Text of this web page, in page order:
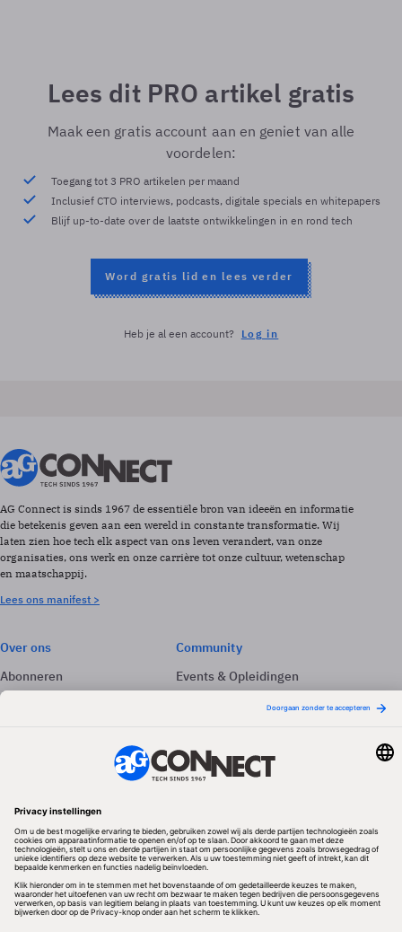
Lees dit PRO artikel gratis
Maak een gratis account aan en geniet van alle
voordelen:
Toegang tot 3 PRO artikelen per maand
Inclusief CTO interviews, podcasts, digitale specials en whitepapers
Blijf up-to-date over de laatste ontwikkelingen in en rond tech
Word gratis lid en lees verder
Heb je al een account? Log in
AG Connect is sinds 1967 de essentiële bron van ideeën en informatie
die betekenis geven aan een wereld in constante transformatie. Wij
laten zien hoe tech elk aspect van ons leven verandert, van onze
organisaties, ons werk en onze carrière tot onze cultuur, wetenschap
en maatschappij.
Lees ons manifest >
Over ons
Abonneren
Adverteren
Community
Events & Opleidingen
Nieuwsbrieven
Volg ons
Redactionele partner